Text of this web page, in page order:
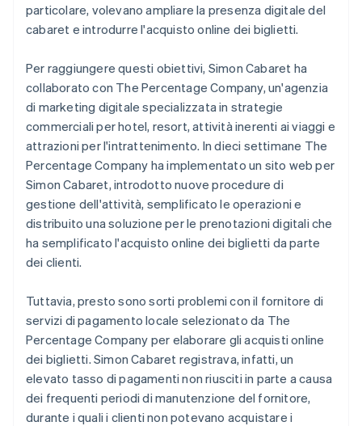
particolare, volevano ampliare la presenza digitale del
cabaret e introdurre l'acquisto online dei biglietti.
Per raggiungere questi obiettivi, Simon Cabaret ha
collaborato con The Percentage Company, un'agenzia
di marketing digitale specializzata in strategie
commerciali per hotel, resort, attività inerenti ai viaggi e
attrazioni per l'intrattenimento. In dieci settimane The
Percentage Company ha implementato un sito web per
Simon Cabaret, introdotto nuove procedure di
gestione dell'attività, semplificato le operazioni e
distribuito una soluzione per le prenotazioni digitali che
ha semplificato l'acquisto online dei biglietti da parte
dei clienti.
Tuttavia, presto sono sorti problemi con il fornitore di
servizi di pagamento locale selezionato da The
Percentage Company per elaborare gli acquisti online
dei biglietti. Simon Cabaret registrava, infatti, un
elevato tasso di pagamenti non riusciti in parte a causa
dei frequenti periodi di manutenzione del fornitore,
durante i quali i clienti non potevano acquistare i